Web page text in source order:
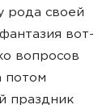
рода своей
вот-
вопросов
потом
праздник